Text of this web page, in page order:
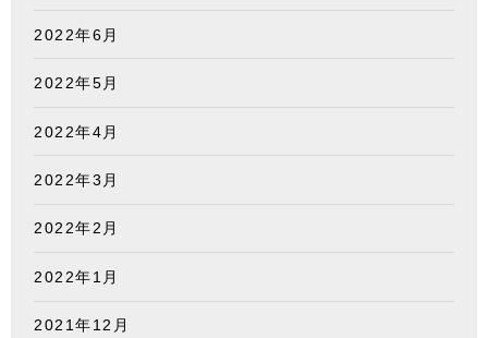
2022年6月
2022年5月
2022年4月
2022年3月
2022年2月
2022年1月
2021年12月